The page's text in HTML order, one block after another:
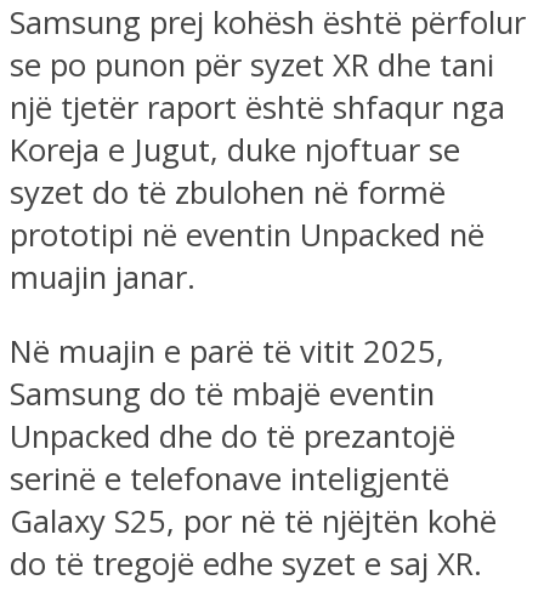
Samsung prej kohësh është përfolur
se po punon për syzet XR dhe tani
një tjetër raport është shfaqur nga
Koreja e Jugut, duke njoftuar se
syzet do të zbulohen në formë
prototipi në eventin Unpacked në
muajin janar.
Në muajin e parë të vitit 2025,
Samsung do të mbajë eventin
Unpacked dhe do të prezantojë
serinë e telefonave inteligjentë
Galaxy S25, por në të njëjtën kohë
do të tregojë edhe syzet e saj XR.